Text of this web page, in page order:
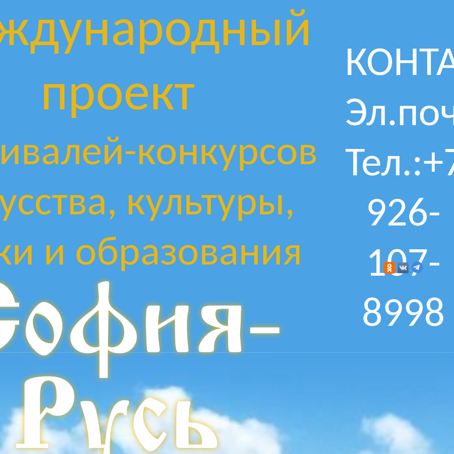
проект
конкурсов
культуры,
и образования
Русь
926-
107-
8998